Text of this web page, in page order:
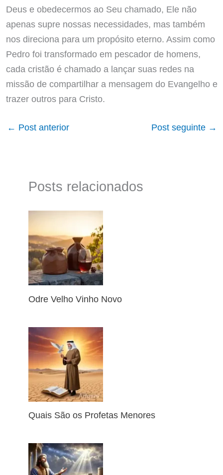
Deus e obedecermos ao Seu chamado, Ele não
apenas supre nossas necessidades, mas também
nos direciona para um propósito eterno. Assim como
Pedro foi transformado em pescador de homens,
cada cristão é chamado a lançar suas redes na
missão de compartilhar a mensagem do Evangelho e
trazer outros para Cristo.
← Post anterior Post seguinte →
Posts relacionados
Odre Velho Vinho Novo
Quais São os Profetas Menores